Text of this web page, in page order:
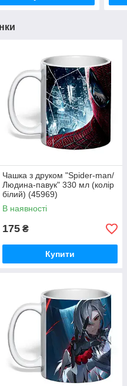
Чашка з друком "Spider-man/
Людина-павук" 330 мл (колір
білий) (45969)
В наявності
175 ₴
Купити